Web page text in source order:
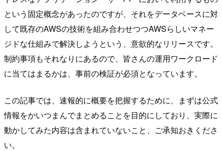
という固定概念があったのですが、それをデータベースに対
して既存のAWSの技術を組み合わせつつAWSらしいマネー
ジドな仕組みで解決しようという、意欲的なリリースです。
制約事項もそれなりにあるので、皆さんの運用ワークロード
に当てはまるかは、事前の検証が必須となっています。
この記事では、速報的に概要を把握するために、まずは公式
情報をかいつまんでまとめることを目的にしており、実際に
動かしてみた内容は含まれていないこと、ご承知おきくださ
い。